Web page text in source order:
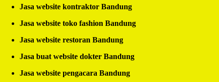
Jasa website kontraktor Bandung
Jasa website toko fashion Bandung
Jasa website restoran Bandung
Jasa buat website dokter Bandung
Jasa website pengacara Bandung